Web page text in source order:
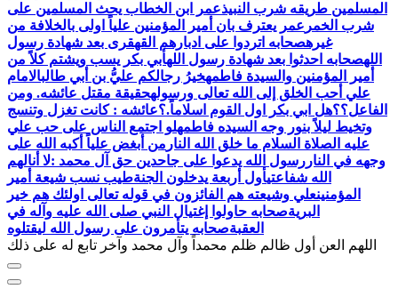
المسلمين طريقه شرب النبيذعمر ابن الخطاب يحث المسلمين على
شرب الخمر عمر يعترف بان أمير المؤمنين علياً اولى بالخلافة من
غيرهصحابه اتردوا على ادبارهم القهقرى بعد شهادة رسول
اللهصحابه احدثوا بعد شهادة رسول اللهأبي بكر يسب ويشتم كلاً من
أمير المؤمنين والسيدة فاطمهخيرُ رجالكم عليُّ بن أبي طالبالامام
علي أحب الخلق إلى الله تعالى ورسولهحقيقة مقتل عائشه. ومن
الفاعل؟؟هل ابي بكر اول القوم اسلاماً.؟عائشه : كانت تغزل وتنسج
وتخيط ليلاً بنور وجه السيده فاطمهلو اجتمع الناس على حب علي
عليه الصلاة السلام ما خلق الله النار من أبغض علياً أكبه الله على
وجهه في النار رسول الله يدعوا على جاحدين حق آل محمد :لا أنالهم
الله شفاعتيأول أربعة يدخلون الجنةطيب نسب شيعة أمير
المؤمنينعلي وشيعته هم الفائزون في قوله تعالى اولئك هم خير
البريةصحابه حاولوا إغتيال النبي صلى الله عليه وآله في
العقبة
اللهم العن أول ظالم ظلم محمداً وآل محمد وآخر تابع له على ذلك